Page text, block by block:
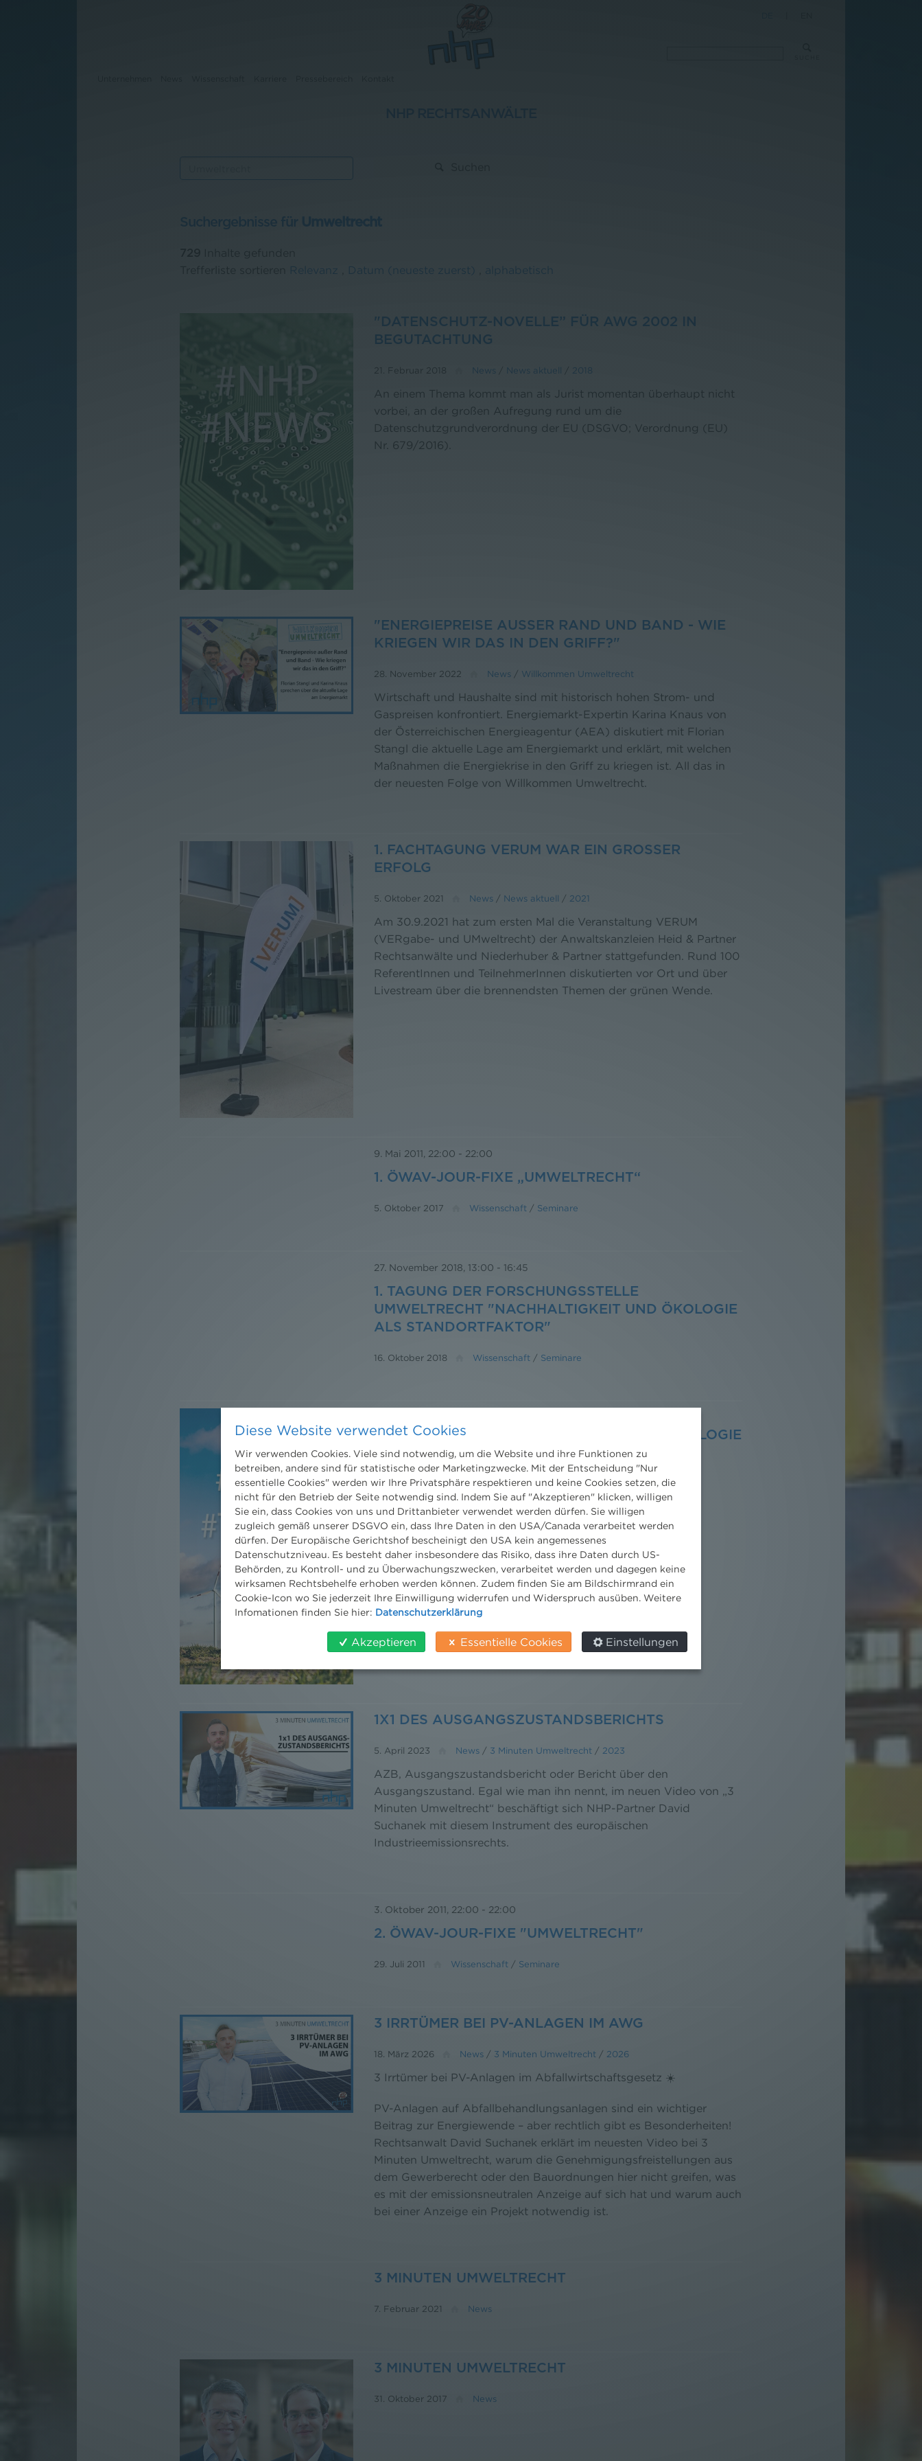
Umweltrecht
Relevanz Datum (neueste zuerst) alphabetisch
"DATENSCHUTZ-NOVELLE” FÜR AWG 2002 IN
BEGUTACHTUNG
21. Februar 2018 News News aktuell 2018
An einem Thema kommt man als Jurist momentan überhaupt nicht
vorbei, an der großen Aufregung rund um die
Datenschutzgrundverordnung der EU (DSGVO; Verordnung (EU)
Nr. 679/2016).
"ENERGIEPREISE AUSSER RAND UND BAND - WIE K
RIEGEN WIR DAS IN DEN GRIFF?"
28. November 2022 News / Willkommen Umweltrecht
Wirtschaft und Haushalte sind mit historisch hohen Strom- und
Gaspreisen konfrontiert. Energiemarkt-Expertin Karina Knaus von
der Österreichischen Energieagentur (AEA) diskutiert mit Florian
Stangl die aktuelle Lage am Energiemarkt und erklärt, mit welchen
Maßnahmen die Energiekrise in den Griff zu kriegen ist. All das in
der neuesten Folge von Willkommen Umweltrecht.
1. FACHTAGUNG VERUM WAR EIN GROSSER E
RFOLG
5. Oktober 2021 News / News aktuell / 2021
Am 30.9.2021 hat zum ersten Mal die Veranstaltung VERUM
(VERgabe- und UMweltrecht) der Anwaltskanzleien Heid & Partner
Rechtsanwälte und Niederhuber & Partner stattgefunden. Rund 100
ReferentInnen und TeilnehmerInnen diskutierten vor Ort und über
Livestream über die brennendsten Themen der grünen Wende.
9. Mai 2011, 22:00 - 22:00
1. ÖWAV-JOUR-FIXE „UMWELTRECHT“
5. Oktober 2017 Wissenschaft / Seminare
27. November 2018, 13:00 - 16:45
1. TAGUNG DER FORSCHUNGSSTELLE
UMWELTRECHT "NACHHALTIGKEIT UND ÖKOLOGIE
ALS STANDORTFAKTOR"
16. Oktober 2018 Wissenschaft / Seminare
UMWELTRECHT: "NACHHALTIGKEIT UND ÖKOLOGIE
ALS STANDORTFAKTOR"
16. Oktober 2018 News /News aktuell /2018
1X1 DES AUSGANGSZUSTANDSBERICHTS
5. April 2023 News / 3 Minuten Umweltrecht / 2023
AZB, Ausgangszustandsbericht oder Bericht über den
Ausgangszustand. Egal wie man ihn nennt, im neuen Video von „3
Minuten Umweltrecht“ beschäftigt sich NHP-Partner David
Suchanek mit diesem Instrument des europäischen
Industrieemissionsrechts.
3. Oktober 2011, 22:00 - 22:00
2. ÖWAV-JOUR-FIXE "UMWELTRECHT"
29. Juli 2011 Wissenschaft / Seminare
3 IRRTÜMER BEI PV-ANLAGEN IM AWG
18. März 2026 News / 3 Minuten Umweltrecht / 2026
3 Irrtümer bei PV-Anlagen im Abfallwirtschaftsgesetz ☀️
PV-Anlagen auf Abfallbehandlungsanlagen sind ein wichtiger
Beitrag zur Energiewende – aber rechtlich gibt es Besonderheiten!
Rechtsanwalt David Suchanek erklärt im neuesten Video bei 3
Minuten Umweltrecht, warum die Genehmigungsfreistellungen aus
dem Gewerberecht oder den Bauordnungen hier nicht greifen, was
es mit der emissionsneutralen Anzeige auf sich hat und warum auch
bei einer Anzeige ein Projekt notwendig ist.
3 MINUTEN UMWELTRECHT
7. Februar 2021 News
3 MINUTEN UMWELTRECHT
31. Oktober 2017 News
Diese Website verwendet Cookies
Wir verwenden Cookies. Viele sind notwendig, um die Website und ihre Funktionen zu
betreiben, andere sind für statistische oder Marketingzwecke. Mit der Entscheidung "Nur
essentielle Cookies" werden wir Ihre Privatsphäre respektieren und keine Cookies setzen, die
nicht für den Betrieb der Seite notwendig sind. Indem Sie auf "Akzeptieren" klicken, willigen
Sie ein, dass Cookies von uns und Drittanbieter verwendet werden dürfen. Sie willigen
zugleich gemäß unserer DSGVO ein, dass Ihre Daten in den USA/Canada verarbeitet werden
dürfen. Der Europäische Gerichtshof bescheinigt den USA kein angemessenes
Datenschutzniveau. Es besteht daher insbesondere das Risiko, dass ihre Daten durch US-
Behörden, zu Kontroll- und zu Überwachungszwecken, verarbeitet werden und dagegen keine
wirksamen Rechtsbehelfe erhoben werden können. Zudem finden Sie am Bildschirmrand ein
Cookie-Icon wo Sie jederzeit Ihre Einwilligung widerrufen und Widerspruch ausüben. Weitere
Infomationen finden Sie hier: Datenschutzerklärung
Akzeptieren Essentielle Cookies Einstellungen